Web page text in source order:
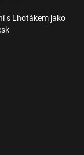
s Lhotákem jako